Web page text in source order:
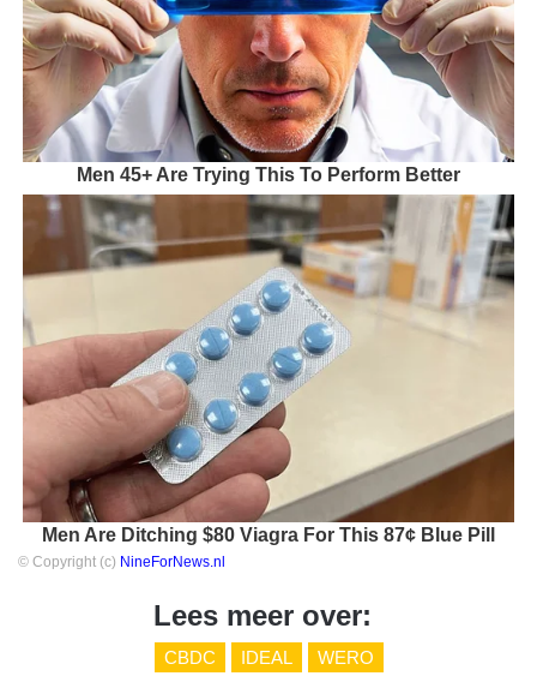
Men 45+ Are Trying This To Perform Better
Men Are Ditching $80 Viagra For This 87¢ Blue Pill
© Copyright (c) NineForNews.nl
Lees meer over:
CBDC IDEAL WERO